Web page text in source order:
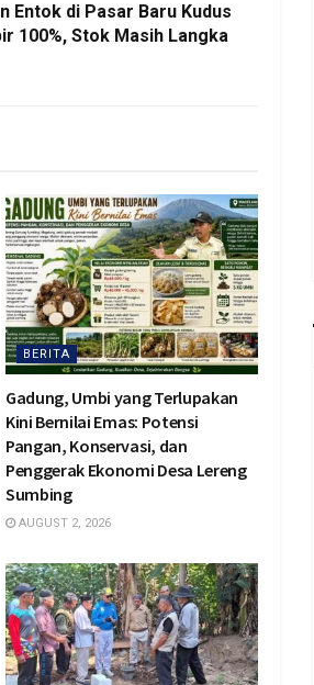
Entok di Pasar Baru Kudus
100%, Stok Masih Langka
BERITA
Gadung, Umbi yang Terlupakan
Kini Bernilai Emas: Potensi
Pangan, Konservasi, dan
Penggerak Ekonomi Desa Lereng
Sumbing
AUGUST 2, 2026